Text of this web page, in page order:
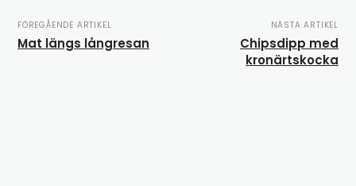
FÖREGÅENDE ARTIKEL
Mat längs långresan
NÄSTA ARTIKEL
Chipsdipp med
kronärtskocka